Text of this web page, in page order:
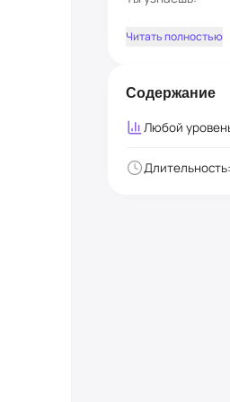
✨ почему
✨ как быстро
А главное -
в движении.
Читать полностью
Содержание
Любой
Длительность: